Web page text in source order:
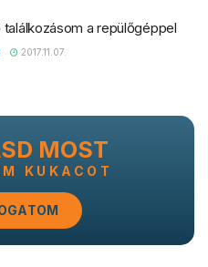
találkozásom a repülőgéppel
2017.11.07.
MOST
KUKACOT